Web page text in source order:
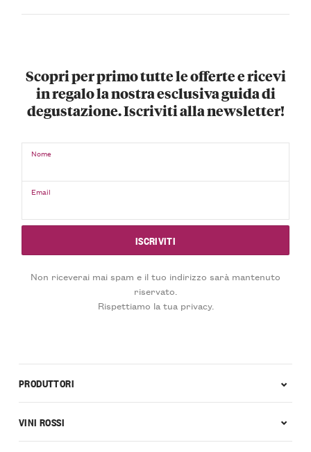
Scopri per primo tutte le offerte e ricevi
in regalo la nostra esclusiva guida di
degustazione. Iscriviti alla newsletter!
Nome
Email
Non riceverai mai spam e il tuo indirizzo sarà mantenuto
riservato.
Rispettiamo la tua privacy.
PRODUTTORI
VINI ROSSI